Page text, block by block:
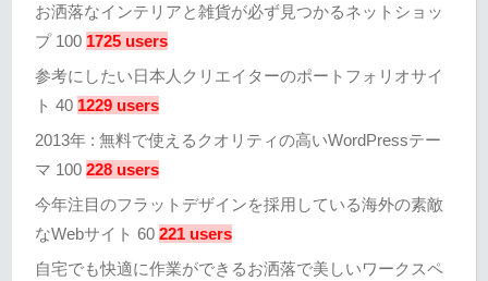
お洒落なインテリアと雑貨が必ず見つかるネットショッ
プ 100 1725 users
参考にしたい日本人クリエイターのポートフォリオサイ
ト 40 1229 users
2013年 : 無料で使えるクオリティの高いWordPressテー
マ 100 228 users
今年注目のフラットデザインを採用している海外の素敵
なWebサイト 60 221 users
自宅でも快適に作業ができるお洒落で美しいワークスペ